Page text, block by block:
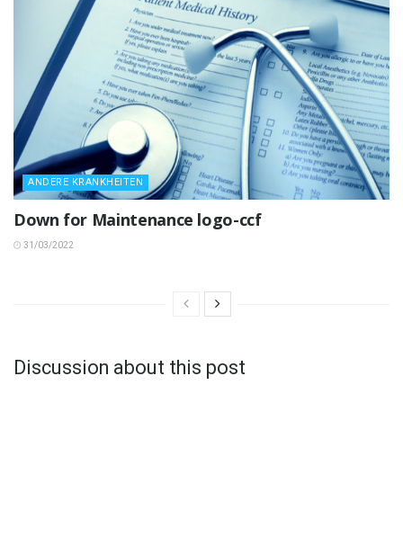
ANDERE KRANKHEITEN
Down for Maintenance logo-ccf
31/03/2022
Discussion about this post